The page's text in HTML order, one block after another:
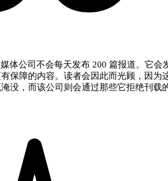
体公司不会每天发布 200 篇报道。它会
保障的内容。读者会因此而光顾，因为
没，而该公司则会通过那些它拒绝刊载